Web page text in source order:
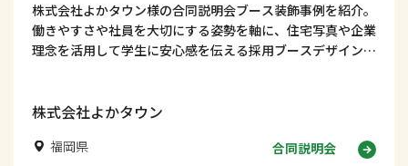
株式会社よかタウン様の合同説明会ブース装飾事例を紹介。
働きやすさや社員を大切にする姿勢を軸に、住宅写真や企業
理念を活用して学生に安心感を伝える採用ブースデザインを
株式会社よかタウン
福岡県 合同説明会